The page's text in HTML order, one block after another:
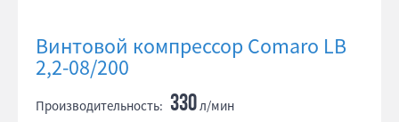
Винтовой компрессор Comaro LB
2,2-08/200
Производительность: 330л/мин